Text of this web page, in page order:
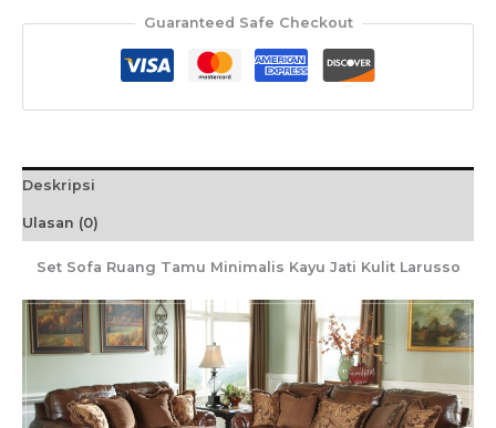
Guaranteed Safe Checkout
Deskripsi
Ulasan (0)
Set Sofa Ruang Tamu Minimalis Kayu Jati Kulit Larusso